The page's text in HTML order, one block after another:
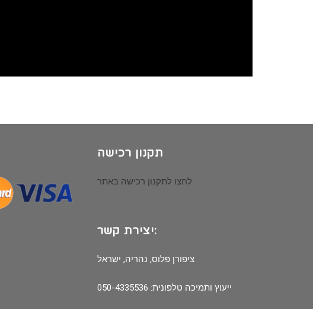
תקנון רכישה
לחצו לתקנון רכישה באתר
יצירת קשר:
ציפורן פלוס, נהריה, ישראל
ייעוץ ותמיכה טלפונית: 050-4335536